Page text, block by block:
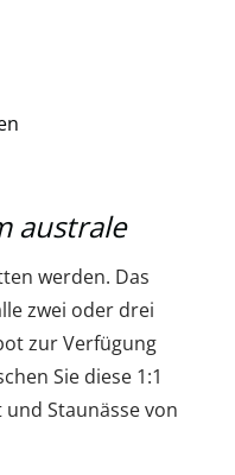
australe
werden. Das
zwei oder drei
zur Verfügung
Sie diese 1:1
Staunässe von